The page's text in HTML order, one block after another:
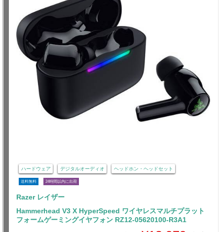
ハードウェア デジタルオーディオ ヘッドホン・ヘッドセット
送料無料 24時間以内に出荷
Razer レイザー
Hammerhead V3 X HyperSpeed ワイヤレスマルチプラット
フォームゲーミングイヤフォン RZ12-05620100-R3A1